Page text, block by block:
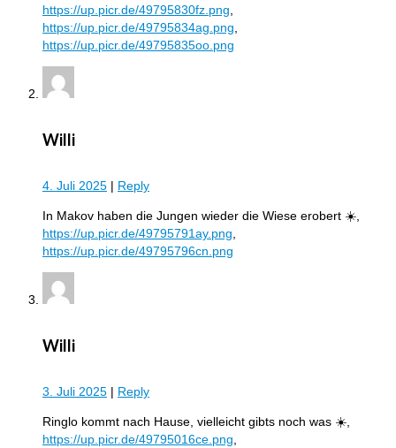
https://up.picr.de/49795830fz.png
https://up.picr.de/49795834ag.png
https://up.picr.de/49795835oo.png
Willi
4. Juli 2025 | Reply
In Makov haben die Jungen wieder die Wiese erobert ☀️,
https://up.picr.de/49795791ay.png
https://up.picr.de/49795796cn.png
Willi
3. Juli 2025 | Reply
Ringlo kommt nach Hause, vielleicht gibts noch was ☀️,
https://up.picr.de/49795016ce.png